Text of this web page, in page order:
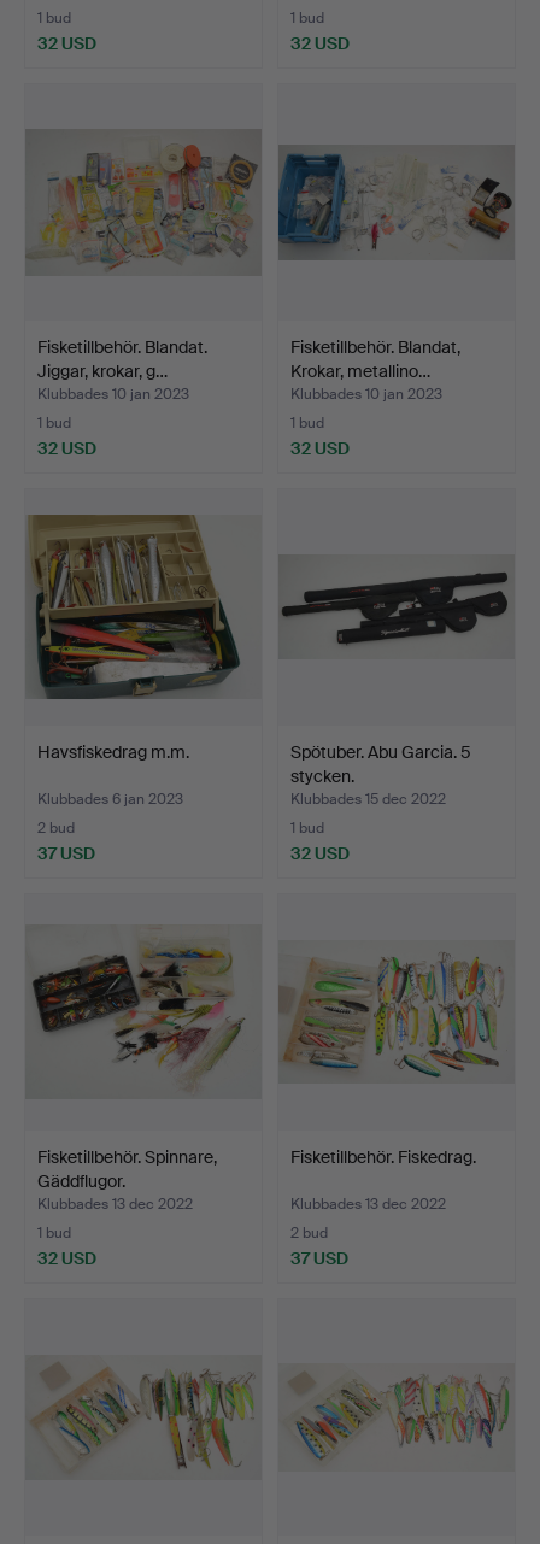
1 bud
32 USD
1 bud
32 USD
Fisketillbehör. Blandat.
Jiggar, krokar, g…
Klubbades 10 jan 2023
1 bud
32 USD
Fisketillbehör. Blandat,
Krokar, metallino…
Klubbades 10 jan 2023
1 bud
32 USD
Havsfiskedrag m.m.
Klubbades 6 jan 2023
2 bud
37 USD
Spötuber. Abu Garcia. 5
stycken.
Klubbades 15 dec 2022
1 bud
32 USD
Fisketillbehör. Spinnare,
Gäddflugor.
Klubbades 13 dec 2022
1 bud
32 USD
Fisketillbehör. Fiskedrag.
Klubbades 13 dec 2022
2 bud
37 USD